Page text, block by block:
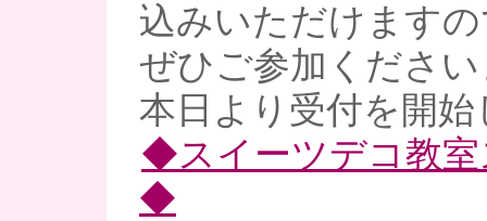
込みいただけます
ぜひご参加ください
本日より受付を開
◆スイーツデコ教室
◆